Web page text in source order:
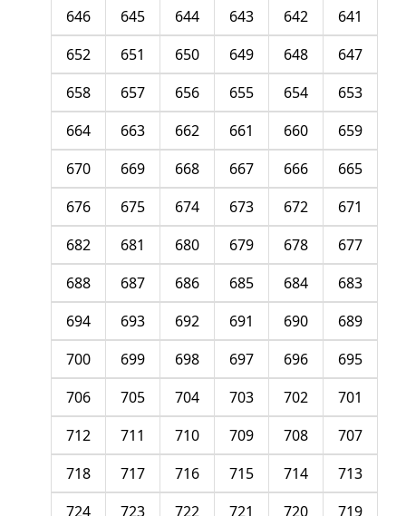
641
642
643
644
645
646
647
648
649
650
651
652
653
654
655
656
657
658
659
660
661
662
663
664
665
666
667
668
669
670
671
672
673
674
675
676
677
678
679
680
681
682
683
684
685
686
687
688
689
690
691
692
693
694
695
696
697
698
699
700
701
702
703
704
705
706
707
708
709
710
711
712
713
714
715
716
717
718
719
720
721
722
723
724